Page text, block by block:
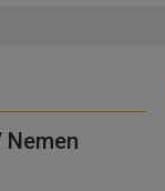
Nemen